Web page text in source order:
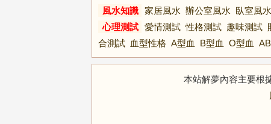
風水知識 家居風水 辦公室風水 臥室風水
心理測試 愛情測試 性格測試 趣味測試
合測試 血型性格 A型血 B型血 O型血
本站解夢內容主要根